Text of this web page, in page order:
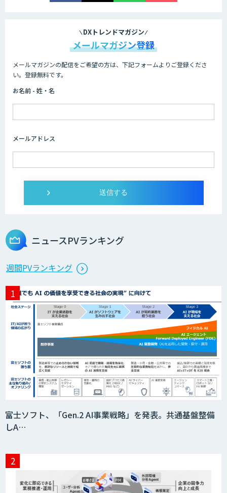
imprai ezKotae
ログミーツ powered by GPT-4
生成AI活用 1day ブートキャンプ
データ分析エージェント
「AI課題の⽬利き」コンサルティングサ
ービス
タ収集・作成
DXトレンドマガジン
メールマガジン登録
メールマガジンの配信をご希望の方は、下記フォームよりご登録くださ
い。登録無料です。
お名前 - 姓・名
メールアドレス
ニュースPVランキング
週間PVランキング
富士ソフト、「Gen.2 AI事業戦略」を発表。共通基盤整備
しA…